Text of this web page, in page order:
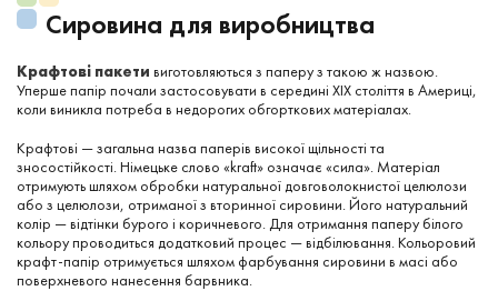
Сировина для виробництва
Крафтові пакети виготовляються з паперу з такою ж назвою.
Уперше папір почали застосовувати в середині XIX століття в Америці,
коли виникла потреба в недорогих обгорткових матеріалах.
Крафтові — загальна назва паперів високої щільності та
зносостійкості. Німецьке слово «kraft» означає «сила». Матеріал
отримують шляхом обробки натуральної довговолокнистої целюлози
або з целюлози, отриманої з вторинної сировини. Його натуральний
колір — відтінки бурого і коричневого. Для отримання паперу білого
кольору проводиться додатковий процес — відбілювання. Кольоровий
крафт-папір отримується шляхом фарбування сировини в масі або
поверхневого нанесення барвника.